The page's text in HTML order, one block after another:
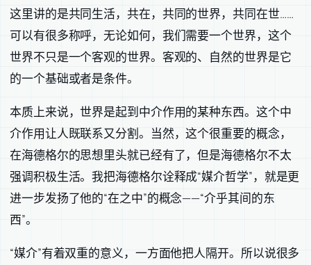
这里讲的是共同生活，共在，共同的世界，共同在世……
可以有很多称呼，无论如何，我们需要一个世界，这个
世界不只是一个客观的世界。客观的、自然的世界是它
的一个基础或者是条件。
本质上来说，世界是起到中介作用的某种东西。这个中
介作用让人既联系又分割。当然，这个很重要的概念，
在海德格尔的思想里头就已经有了，但是海德格尔不太
强调积极生活。我把海德格尔诠释成“媒介哲学”，就是更
进一步发扬了他的“在之中”的概念——“介乎其间的东
西”。
“媒介”有着双重的意义，一方面他把人隔开。所以说很多